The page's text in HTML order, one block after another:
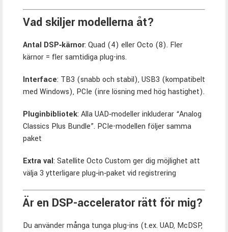
Vad skiljer modellerna åt?
Antal DSP‑kärnor: Quad (4) eller Octo (8). Fler
kärnor = fler samtidiga plug-ins.
Interface: TB3 (snabb och stabil), USB3 (kompatibelt
med Windows), PCIe (inre lösning med hög hastighet).
Pluginbibliotek: Alla UAD‑modeller inkluderar “Analog
Classics Plus Bundle”. PCIe-modellen följer samma
paket
Extra val: Satellite Octo Custom ger dig möjlighet att
välja 3 ytterligare plug‑in‑paket vid registrering
Är en DSP-accelerator rätt för mig?
Du använder många tunga plug-ins (t.ex. UAD, McDSP,